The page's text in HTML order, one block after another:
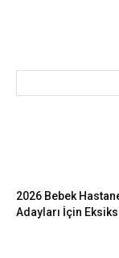
2026 Bebek
Adayları İçin